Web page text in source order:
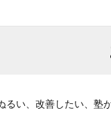
善したい、塾が合っ